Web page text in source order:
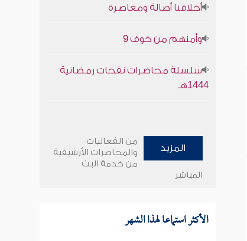
أخلاقنا أصالة ومعاصرة
وأمنهم من خوف 9
سلسلة محاضرات نفحات رمضانية
1444هـ
المزيد
من الفعاليات
والمحاضرات الأرشيفية
من خدمة البث
المباشر
الأكثر استماعا لهذا الشهر